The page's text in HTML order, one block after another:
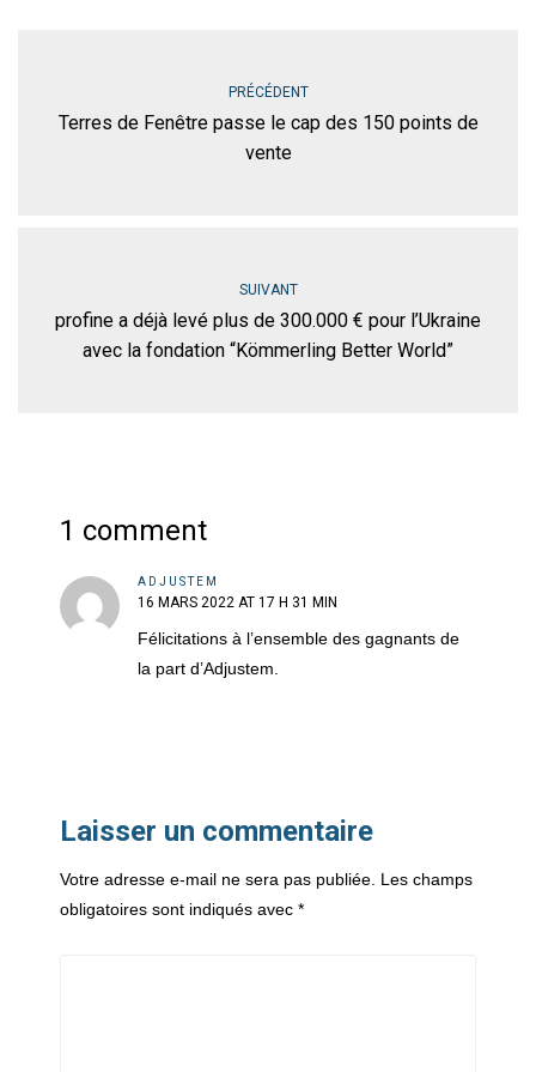
PRÉCÉDENT
Terres de Fenêtre passe le cap des 150 points de
vente
SUIVANT
profine a déjà levé plus de 300.000 € pour l’Ukraine
avec la fondation “Kömmerling Better World”
1 comment
ADJUSTEM
16 MARS 2022 AT 17 H 31 MIN
Félicitations à l’ensemble des gagnants de
la part d’Adjustem.
Laisser un commentaire
Votre adresse e-mail ne sera pas publiée. Les champs
obligatoires sont indiqués avec *